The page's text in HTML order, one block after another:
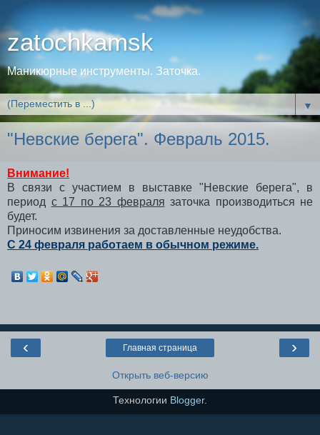
zatochkamsk
Маникюрные инструменты. Заточка.
▼
"Невские берега". Февраль 2015.
Внимание!
В связи с участием в выставке "Невские берега", в
период с 17 по 23 февраля заточка производиться не
будет.
Приносим извинения за доставленные неудобства.
С 24 февраля работаем в обычном режиме.
‹ ›
Главная страница
Открыть веб-версию
Технологии Blogger.